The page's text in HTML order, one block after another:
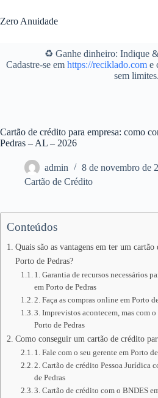
para
o
Zero Anuidade
♻️ Ganhe dinheiro: Indique
Cadastre-se em https://reciklado.come
sem limites.
Cartão de crédito para empresa: como
Pedras – AL – 2026
admin
8 de novembro de
Cartão de Crédito
Conteúdos
Quais são as vantagens em ter um
Porto de Pedras?
1. Garantia de recursos necessários
em Porto de Pedras
2. Faça as compras online em Porto
3. Imprevistos acontecem, mas com
Porto de Pedras
Como conseguir um cartão de crédito
1. Fale com o seu gerente em Porto
2. Cartão de crédito Pessoa Jurídica
de Pedras
3. Cartão de crédito com o BNDES